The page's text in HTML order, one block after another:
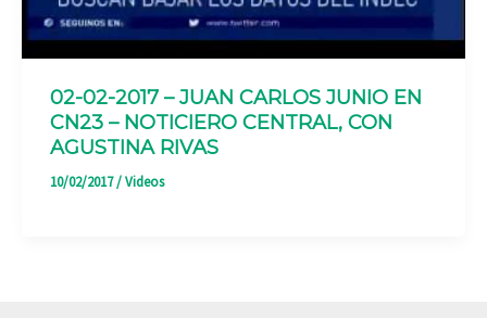
02-02-2017 – JUAN CARLOS JUNIO EN
CN23 – NOTICIERO CENTRAL, CON
AGUSTINA RIVAS
10/02/2017/Videos